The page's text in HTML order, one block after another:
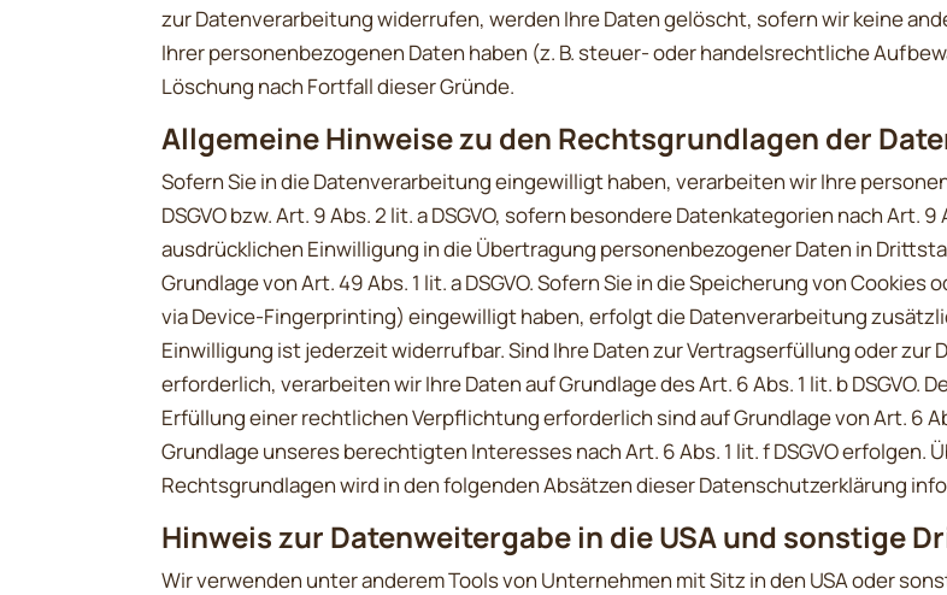
zur Datenverarbeitung widerrufen, werden Ihre Daten gelöscht, sofern wir keine
Ihrer personenbezogenen Daten haben (z. B. steuer- oder handelsrechtliche
Löschung nach Fortfall dieser Gründe.
Allgemeine Hinweise zu den Rechtsgrundlagen der
Sofern Sie in die Datenverarbeitung eingewilligt haben, verarbeiten wir Ihre
DSGVO bzw. Art. 9 Abs. 2 lit. a DSGVO, sofern besondere Datenkategorien nach Art.
ausdrücklichen Einwilligung in die Übertragung personenbezogener Daten in
Grundlage von Art. 49 Abs. 1 lit. a DSGVO. Sofern Sie in die Speicherung von
via Device-Fingerprinting) eingewilligt haben, erfolgt die Datenverarbeitung
Einwilligung ist jederzeit widerrufbar. Sind Ihre Daten zur Vertragserfüllung oder
erforderlich, verarbeiten wir Ihre Daten auf Grundlage des Art. 6 Abs. 1 lit. b DSGVO.
Erfüllung einer rechtlichen Verpflichtung erforderlich sind auf Grundlage von Art. 6
Grundlage unseres berechtigten Interesses nach Art. 6 Abs. 1 lit. f DSGVO erfolgen.
Rechtsgrundlagen wird in den folgenden Absätzen dieser Datenschutzerklärung
Hinweis zur Datenweitergabe in die USA und sonstige
Wir verwenden unter anderem Tools von Unternehmen mit Sitz in den USA oder